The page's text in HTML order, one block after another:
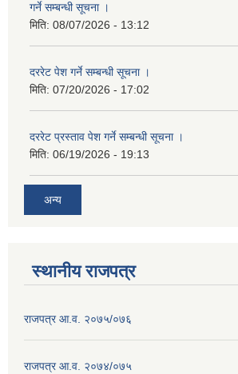
गर्ने सम्बन्धी सूचना ।
मिति: 08/07/2026 - 13:12
दररेट पेश गर्ने सम्बन्धी सूचना ।
मिति: 07/20/2026 - 17:02
दररेट प्रस्ताव पेश गर्ने सम्बन्धी सूचना ।
मिति: 06/19/2026 - 19:13
अन्य
स्थानीय राजपत्र
राजपत्र आ.व. २०७५/०७६
राजपत्र आ.व. २०७४/०७५